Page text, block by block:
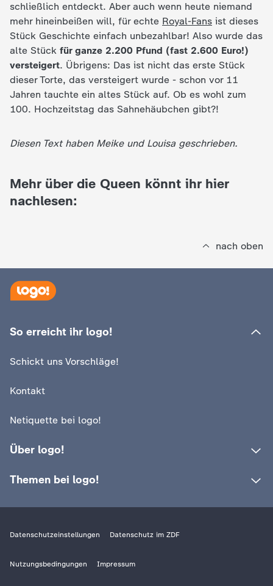
n
d
e
schließlich entdeckt. Aber auch wenn heute niemand
mehr hineinbeißen will, für echte Royal-Fans ist dieses
Stück Geschichte einfach unbezahlbar! Also wurde das
alte Stück für ganze 2.200 Pfund (fast 2.600 Euro!)
versteigert. Übrigens: Das ist nicht das erste Stück
dieser Torte, das versteigert wurde - schon vor 11
Jahren tauchte ein altes Stück auf. Ob es wohl zum
100. Hochzeitstag das Sahnehäubchen gibt?!
Diesen Text haben Meike und Louisa geschrieben.
Mehr über die Queen könnt ihr hier
nachlesen:
nach oben
So erreicht ihr logo!
Schickt uns Vorschläge!
Kontakt
Netiquette bei logo!
Über logo!
Themen bei logo!
Datenschutzeinstellungen Datenschutz im ZDF
Nutzungsbedingungen Impressum